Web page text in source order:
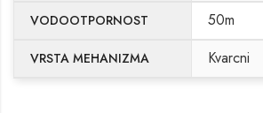
VODOOTPORNOST 50m
VRSTA MEHANIZMA Kvarcni